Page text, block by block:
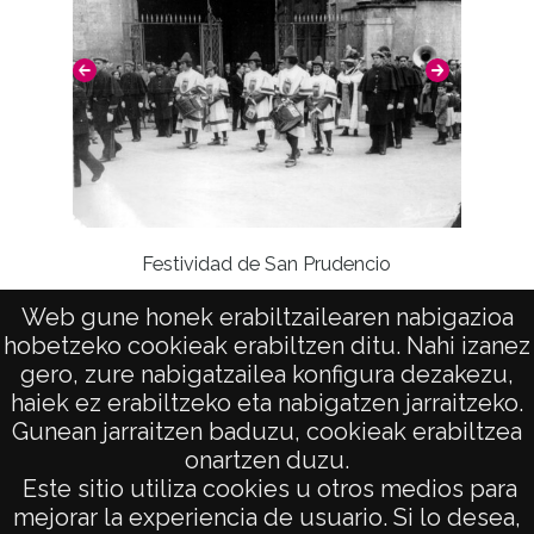
Web gune honek erabiltzailearen nabigazioa
hobetzeko cookieak erabiltzen ditu. Nahi izanez
gero, zure nabigatzailea konfigura dezakezu,
haiek ez erabiltzeko eta nabigatzen jarraitzeko.
Gunean jarraitzen baduzu, cookieak erabiltzea
onartzen duzu.
Este sitio utiliza cookies u otros medios para
mejorar la experiencia de usuario. Si lo desea,
1939 a 1940 (Atribuida)
Autor
Salinas Salazar, Manuel
Notas
brillante; Anotación en tinta azul en la
esquina inferior izquierda; Arañazos
Signaturas: Internegativo: MIN-IN-001-060;
Positivo copia: MIN-PC-060; Copia digital:
MIN-CD-01-10060
Anotación en tinta: 55; Firma de autor
mediante máscara en la imagen: Salinas;
Anotaciones en el reverso: 1939 ó 28 abril
1940 (a grafito); La Diputación en Armentia (a
Festividad de San Prudencio
la
de
AVISO LEGAL
POLÍTICA DE PRIVACIDAD